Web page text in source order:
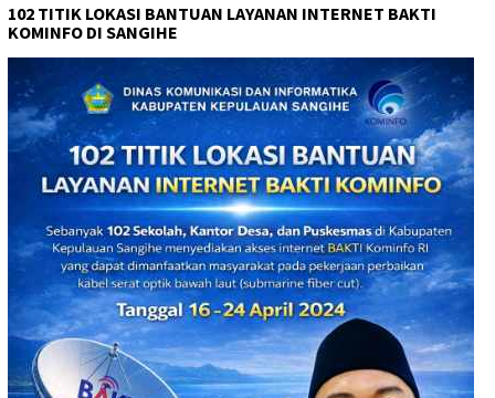
102 TITIK LOKASI BANTUAN LAYANAN INTERNET BAKTI
KOMINFO DI SANGIHE